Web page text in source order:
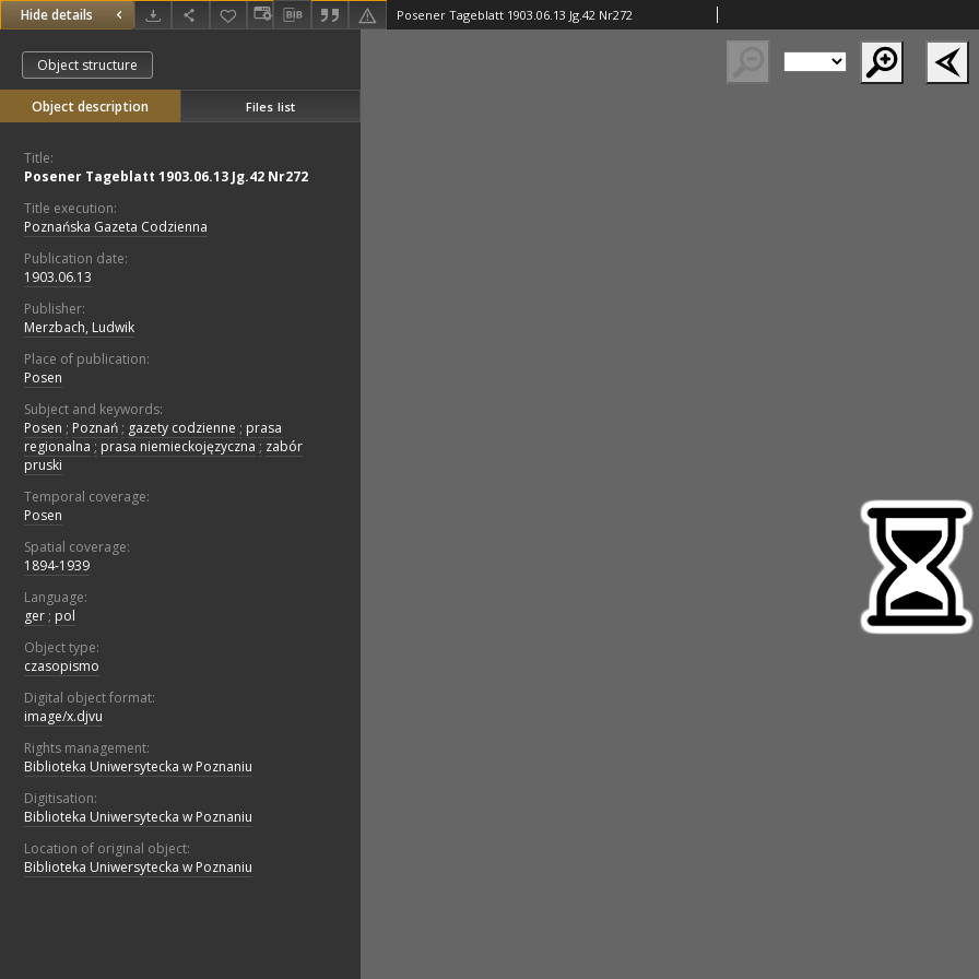
Hide details Posener Tageblatt 1903.06.13 Jg.42 Nr272
Object structure
Object description Files list
Title:
Posener Tageblatt 1903.06.13 Jg.42 Nr272
Title execution:
Poznańska Gazeta Codzienna
Publication date:
1903.06.13
Publisher:
Merzbach, Ludwik
Place of publication:
Posen
Subject and keywords:
Posen ; Poznań ; gazety codzienne ; prasa
regionalna ; prasa niemieckojęzyczna ; zabór
pruski
Temporal coverage:
Posen
Spatial coverage:
1894-1939
Language:
ger ; pol
Object type:
czasopismo
Digital object format:
image/x.djvu
Rights management:
Biblioteka Uniwersytecka w Poznaniu
Digitisation:
Biblioteka Uniwersytecka w Poznaniu
Location of original object:
Biblioteka Uniwersytecka w Poznaniu